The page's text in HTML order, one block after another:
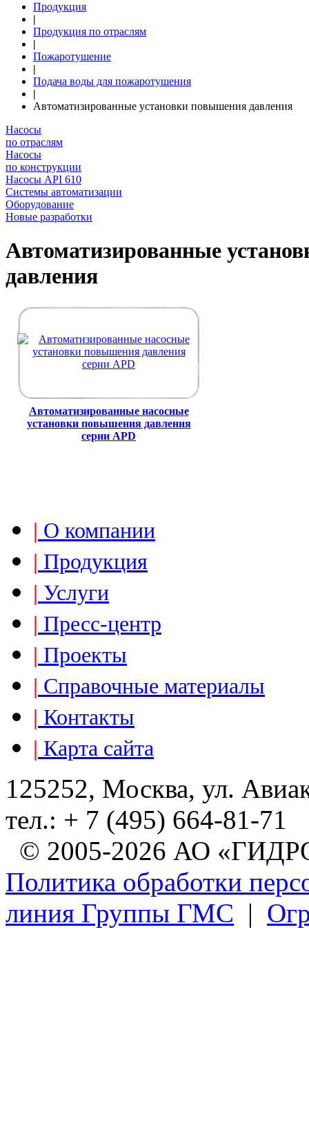
Продукция
|
Продукция по отраслям
|
Пожаротушение
|
Подача воды для пожаротушения
|
Автоматизированные установки повышения давления
Насосы
по отраслям
Насосы
по конструкции
Насосы API 610
Системы автоматизации
Оборудование
Новые разработки
Автоматизированные
давления
Автоматизированные насосные
установки повышения давления
серии APD
| О компании
| Продукция
| Услуги
| Пресс-центр
| Проекты
| Справочные материалы
| Контакты
| Карта сайта
125252, Москва, ул.
тел.: + 7 (495) 664-81-71
© 2005-2026 АО
Политика обработки
линия Группы ГМС |